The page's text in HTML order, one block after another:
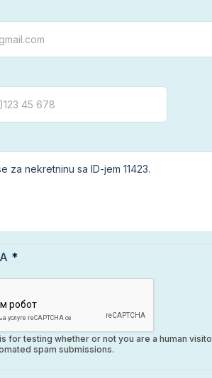
for testing whether or not you are a human
spam submissions.